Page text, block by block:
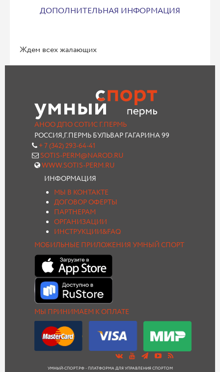
ДОПОЛНИТЕЛЬНАЯ ИНФОРМАЦИЯ
Ждем всех жалающих
АНОО ДПО СОТИС Г.ПЕРМЬ
РОССИЯ,Г.ПЕРМЬ БУЛЬВАР ГАГАРИНА 99
+ 7 (342) 293-64-41
SOTIS-PERM@NAROD.RU
WWW.SOTIS-PERM.RU
ИНФОРМАЦИЯ
МЫ В КОНТАКТЕ
ДОГОВОР ОФЕРТЫ
ПАРТНЕРАМ
ОРГАНИЗАЦИИ
ИНСТРУКЦИИ&FAQ
МОБИЛЬНЫЕ ПРИЛОЖЕНИЯ УМНЫЙ СПОРТ
МЫ ПРИНИМАЕМ К ОПЛАТЕ
УМНЫЙ-СПОРТ.РФ - ПЛАТФОРМА ДЛЯ УПРАВЛЕНИЯ СПОРТОМ